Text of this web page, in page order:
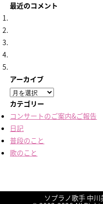
最近のコメント
久しぶ
終演しまし
終演しまし
終演しま
終演しま
アーカイブ
ア
ー
カ
イ
ブ
カテゴリー
コンサートのご案内&ご報告
日記
普段のこと
歌のこと
ソプラノ歌手 中